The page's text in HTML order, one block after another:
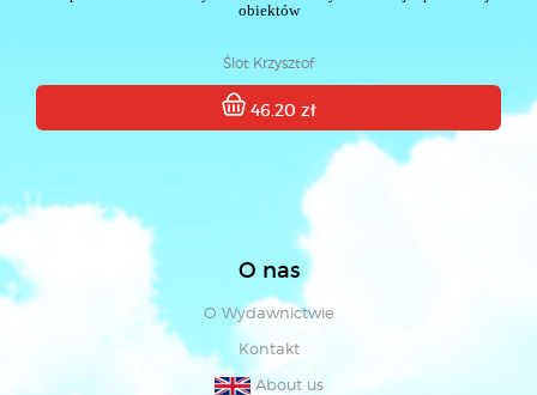
obiektów
Ślot Krzysztof
46.20 zł
O nas
O Wydawnictwie
Kontakt
About us